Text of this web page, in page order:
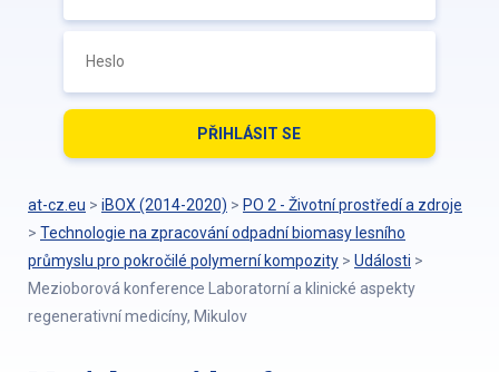
at-cz.eu > iBOX (2014-2020) > PO 2 - Životní prostředí a zdroje
> Technologie na zpracování odpadní biomasy lesního
průmyslu pro pokročilé polymerní kompozity > Události >
Mezioborová konference Laboratorní a klinické aspekty
regenerativní medicíny, Mikulov